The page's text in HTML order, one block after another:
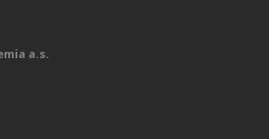
a.s.